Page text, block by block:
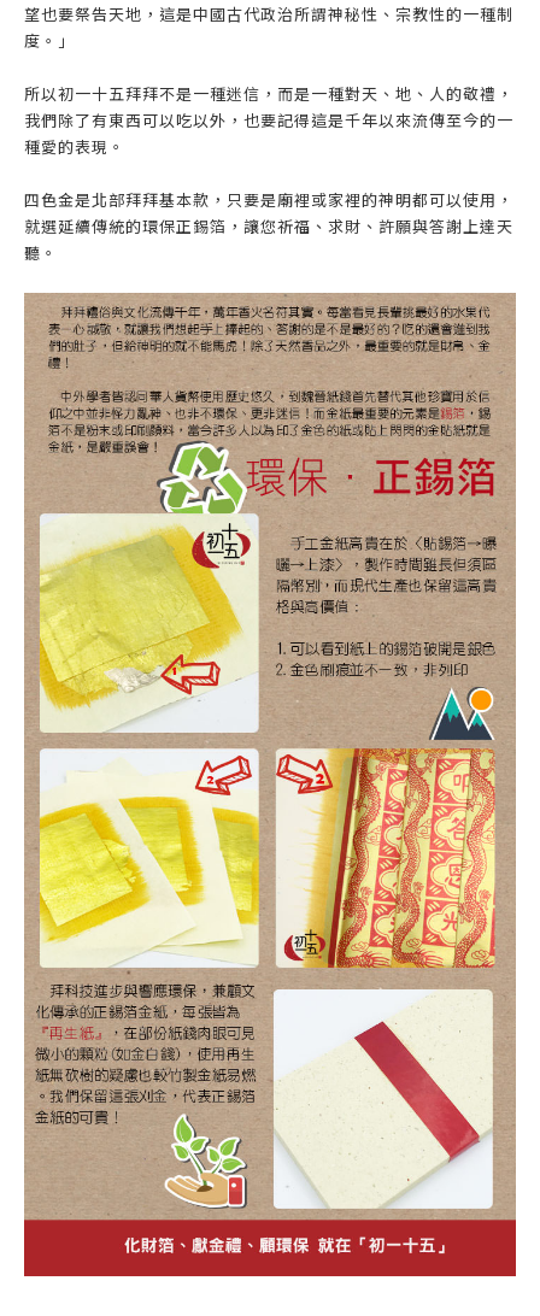
望也要祭告天地，這是中國古代政治所謂神秘性、宗教性的一種制
度。」
所以初一十五拜拜不是一種迷信，而是一種對天、地、人的敬禮，
我們除了有東西可以吃以外，也要記得這是千年以來流傳至今的一
種愛的表現。
四色金是北部拜拜基本款，只要是廟裡或家裡的神明都可以使用，
就選延續傳統的環保正錫箔，讓您祈福、求財、許願與答謝上達天
聽。